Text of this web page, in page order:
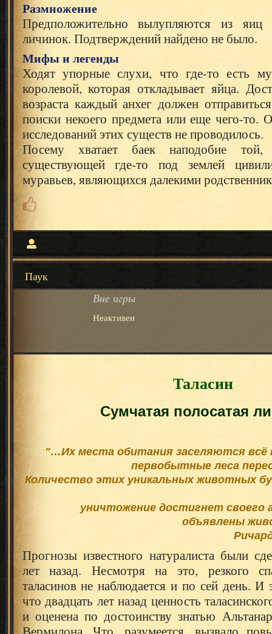
Размножение
Предположительно вылупляются из яиц
личинок. Подтверждений найдено не было.
Мифы и легенды
Ходят упорные слухи, что где-то есть
королевой, которая откладывает яйца.
возраста каждый анхег должен
поиски некоего предмета или еще чего-то.
исследований этих существ не проводилось.
Посему хватает баек наподобие
существующей где-то под землей
муравьев, являющихся далекими
Паук
Вне игры
Неактивен
Таласин
Сумчатая полосатая
"…Их места обитания заселяются всё
первобытные леса
Количество этих уникальных животных
уничтожение достигнет своего
объявлены
Прогнозы известного натуралиста были
лет назад. Несмотря на это, резкого
таласинов не наблюдается и по сей день. И
что двадцать лет назад ценность
и оценена по достоинству знатью